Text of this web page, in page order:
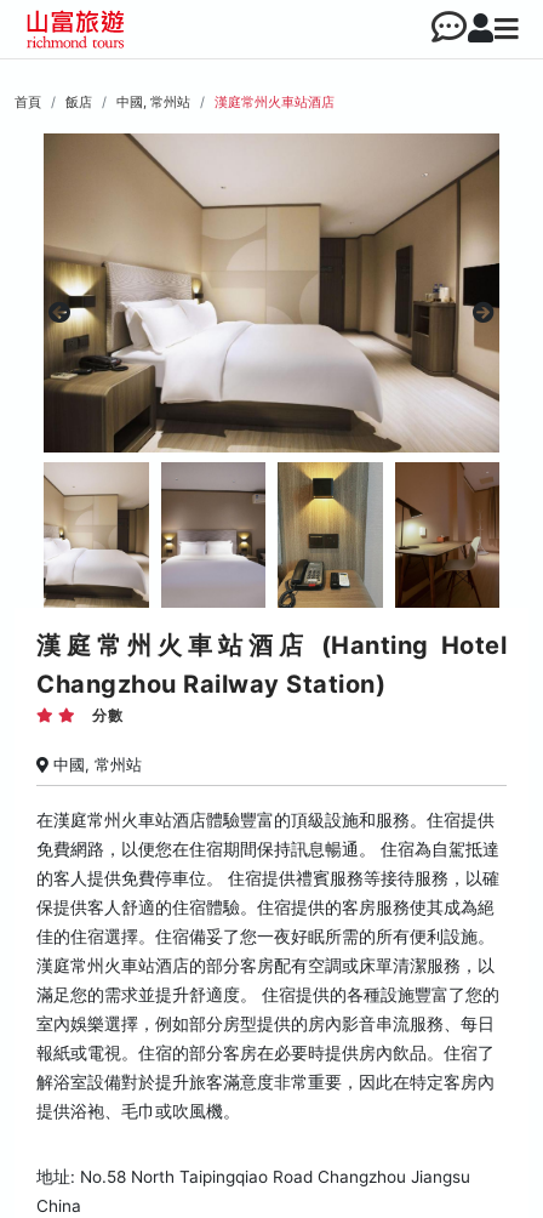
首頁 飯店 中國, 常州站 漢庭常州火車站酒店
漢庭常州火車站酒店 (Hanting Hotel
Changzhou Railway Station)
分數
中國, 常州站
在漢庭常州火車站酒店體驗豐富的頂級設施和服務。住宿提供
免費網路，以便您在住宿期間保持訊息暢通。 住宿為自駕抵達
的客人提供免費停車位。 住宿提供禮賓服務等接待服務，以確
保提供客人舒適的住宿體驗。住宿提供的客房服務使其成為絕
佳的住宿選擇。住宿備妥了您一夜好眠所需的所有便利設施。
漢庭常州火車站酒店的部分客房配有空調或床單清潔服務，以
滿足您的需求並提升舒適度。 住宿提供的各種設施豐富了您的
室內娛樂選擇，例如部分房型提供的房內影音串流服務、每日
報紙或電視。住宿的部分客房在必要時提供房內飲品。住宿了
解浴室設備對於提升旅客滿意度非常重要，因此在特定客房內
提供浴袍、毛巾或吹風機。
地址: No.58 North Taipingqiao Road Changzhou Jiangsu
China